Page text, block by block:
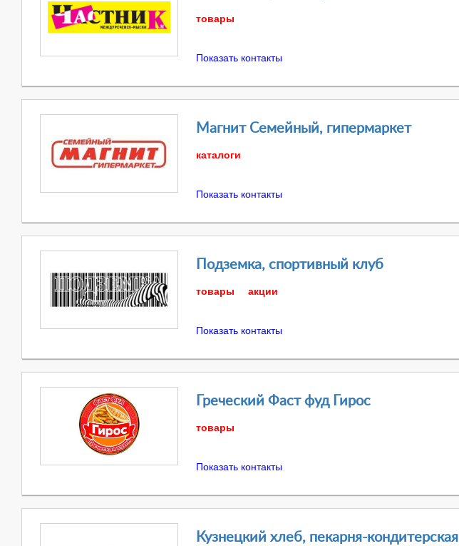
товары
Показать контакты
Магнит Семейный, гипермаркет
каталоги
Показать контакты
Подземка, спортивный клуб
товары
акции
Показать контакты
Греческий Фаст фуд Гирос
товары
Показать контакты
Кузнецкий хлеб, пекарня-кондитерская